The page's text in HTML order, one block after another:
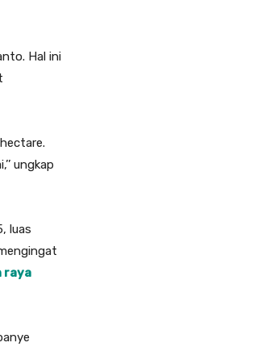
Hal ini
ungkap
luas
raya